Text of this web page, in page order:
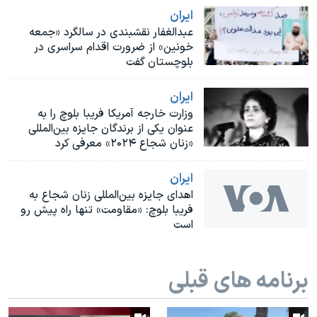
نرگس محمدی برنده جایزه نوبل صلح
همایش محافظه‌کاران آمریکا «سی‌پک»
سفر پرزیدنت ترامپ به چین
ايران
عبدالغفار نقشبندی در سالگرد «جمعه
خونین» از ضرورت اقدام سراسری در
بلوچستان گفت
ايران
وزارت خارجه آمریکا فریبا بلوچ را به
عنوان یکی از برندگان جایزه بین‌المللی
«زنان شجاع ۲۰۲۴» معرفی کرد
ايران
اهدای جایزه بین‌المللی زنان شجاع به
فریبا بلوچ: «مقاومت» تنها راه پیش رو
است
برنامه های قبلی